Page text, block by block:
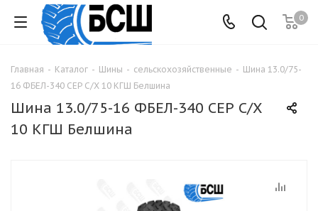
0
Главная - Каталог - Шины - сельскохозяйственные - Шина 13.0/75-
16 ФБЕЛ-340 СЕР С/Х 10 КГШ Белшина
Шина 13.0/75-16 ФБЕЛ-340 СЕР С/Х
10 КГШ Белшина